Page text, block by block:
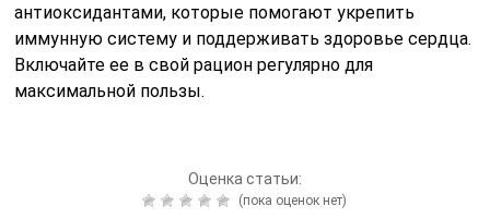
антиоксидантами, которые помогают укрепить
иммунную систему и поддерживать здоровье сердца.
Включайте ее в свой рацион регулярно для
максимальной пользы.
Оценка статьи:
(пока оценок нет)